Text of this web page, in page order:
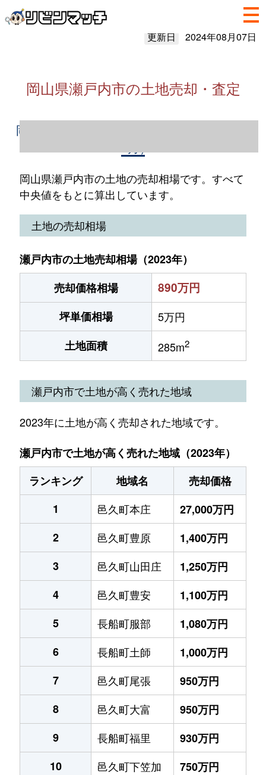
更新日 2024年08月07日
岡山県瀬戸内市の土地売却・査定
岡山県瀬戸内市の土地売却情報（2023年1～
岡山県瀬戸内市の土地の売却相場です。すべて
中央値をもとに算出しています。
土地の売却相場
瀬戸内市の土地売却相場（2023年）
売却価格相場
890万円
坪単価相場
5万円
土地面積
285m2
瀬戸内市で土地が高く売れた地域
2023年に土地が高く売却された地域です。
瀬戸内市で土地が高く売れた地域（2023年）
ランキング
地域名
売却価格
1
邑久町本庄
27,000万円
2
邑久町豊原
1,400万円
3
邑久町山田庄
1,250万円
4
邑久町豊安
1,100万円
5
長船町服部
1,080万円
6
長船町土師
1,000万円
7
邑久町尾張
950万円
8
邑久町大富
950万円
9
長船町福里
930万円
10
邑久町下笠加 750万円